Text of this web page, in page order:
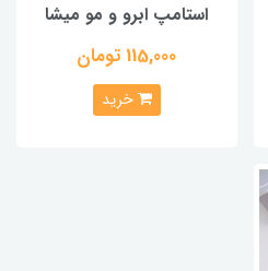
استامپ ابرو و مو میشا
115,000 تومان
خرید